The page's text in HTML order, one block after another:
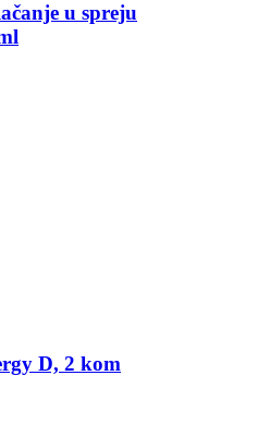
u spreju
D, 2 kom